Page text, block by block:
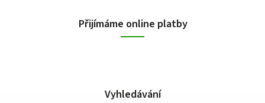
Přijímáme online platby
Vyhledávání